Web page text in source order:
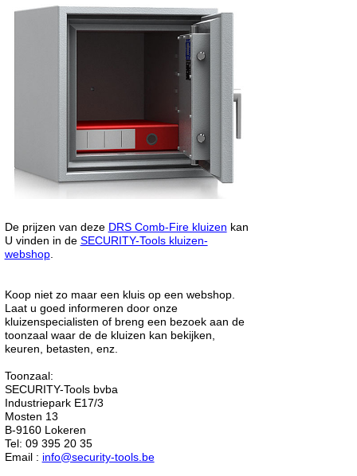
De prijzen van deze DRS Comb-Fire kluizen kan
U vinden in de SECURITY-Tools kluizen-
webshop.
Koop niet zo maar een kluis op een webshop.
Laat u goed informeren door onze
kluizenspecialisten of breng een bezoek aan de
toonzaal waar de de kluizen kan bekijken,
keuren, betasten, enz.
Toonzaal:
SECURITY-Tools bvba
Industriepark E17/3
Mosten 13
B-9160 Lokeren
Tel: 09 395 20 35
Email : info@security-tools.be